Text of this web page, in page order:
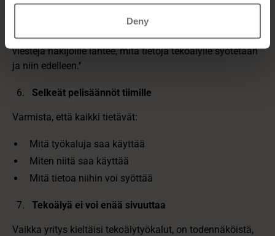
Deny
Tekoäly ei saa toimia automaattisena
päätöksentekijänä.“Ihmisen tulee aina olla se henkilö,
joka tekee valinta- ja hylkäyspäätökset, varmistaa mitä
viestejä hakijoille lähtee, mitä tietoja tekoälylle syötetään
ja niin edelleen."
Selkeät pelisäännöt tiimille
Varmista, että kaikki tietävät:
Mitä työkaluja saa käyttää
Miten niitä saa käyttää
Mitä tietoa niihin voi syöttää
Tekoälyä ei voi enää sivuuttaa
Vaikka yritys kieltäisi tekoälytyökalut, on todennäköistä,